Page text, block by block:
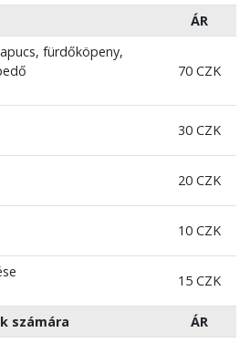
ÁR
fürdőköpeny,
70 CZK
30 CZK
20 CZK
10 CZK
15 CZK
számára
ÁR